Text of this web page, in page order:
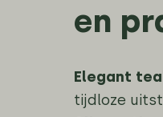
en
Elegant
tijdloze